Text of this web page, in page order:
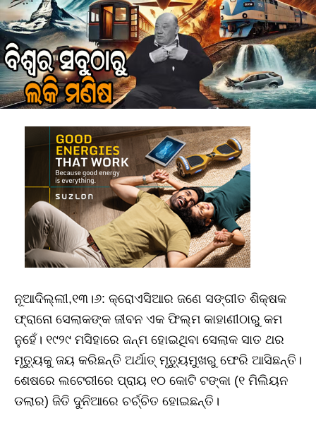
ନୂଆଦିଲ୍ଲୀ,୧୩।୬: କ୍ରୋଏସିଆର ଜଣେ ସଙ୍ଗୀତ ଶିକ୍ଷକ
ଫ୍ରାନୋ ସେଲାକଙ୍କ ଜୀବନ ଏକ ଫିଲ୍ମ କାହାଣୀଠାରୁ କମ
ନୁହେଁ। ୧୯୨୯ ମସିହାରେ ଜନ୍ମ ହୋଇଥିବା ସେଲାକ ସାତ ଥର
ମୃତ୍ୟୁକୁ ଜୟ କରିଛନ୍ତି ଅର୍ଥାତ୍‌ ମୃତ୍ୟୁମୁଖରୁ ଫେରି ଆସିଛନ୍ତି।
ଶେଷରେ ଲଟେରୀରେ ପ୍ରାୟ ୧୦ କୋଟି ଟଙ୍କା (୧ ମିଲିୟନ
ଡଲାର) ଜିତି ଦୁନିଆରେ ଚର୍ଚ୍ଚିତ ହୋଇଛନ୍ତି।